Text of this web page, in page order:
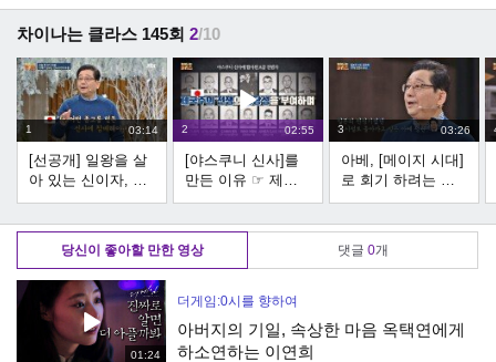
차이나는 클라스 145회 2/10
1 03:14
[선공개] 일왕을 살
아 있는 신이자, 일
본 신의 중심으로
만든 '메이지 시대'
2 02:55
[야스쿠니 신사]를
만든 이유 ☞ 제국
주의 전쟁 정당성
부여
3 03:26
아베, [메이지 시대]
로 회기 하려는 이
유 → 일본의 '전성
기'
당신이 좋아할 만한 영상 댓글 0개
01:24
더게임:0시를 향하여
아버지의 기일, 속상한 마음 옥택연에게
하소연하는 이연희